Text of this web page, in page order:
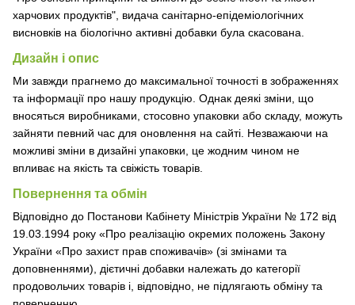
харчових продуктів", видача санітарно-епідеміологічних
висновків на біологічно активні добавки була скасована.
Дизайн і опис
Ми завжди прагнемо до максимальної точності в зображеннях
та інформації про нашу продукцію. Однак деякі зміни, що
вносяться виробниками, стосовно упаковки або складу, можуть
зайняти певний час для оновлення на сайті. Незважаючи на
можливі зміни в дизайні упаковки, це жодним чином не
впливає на якість та свіжість товарів.
Повернення та обмін
Відповідно до Постанови Кабінету Міністрів України № 172 від
19.03.1994 року «Про реалізацію окремих положень Закону
України «Про захист прав споживачів» (зі змінами та
доповненнями), дієтичні добавки належать до категорії
продовольчих товарів і, відповідно, не підлягають обміну та